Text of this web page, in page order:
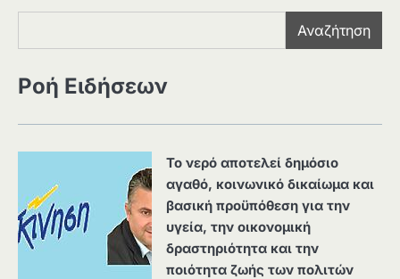
Αναζήτηση
Ροή Ειδήσεων
Το νερό αποτελεί δημόσιο
αγαθό, κοινωνικό δικαίωμα και
βασική προϋπόθεση για την
υγεία, την οικονομική
δραστηριότητα και την
ποιότητα ζωής των πολιτών